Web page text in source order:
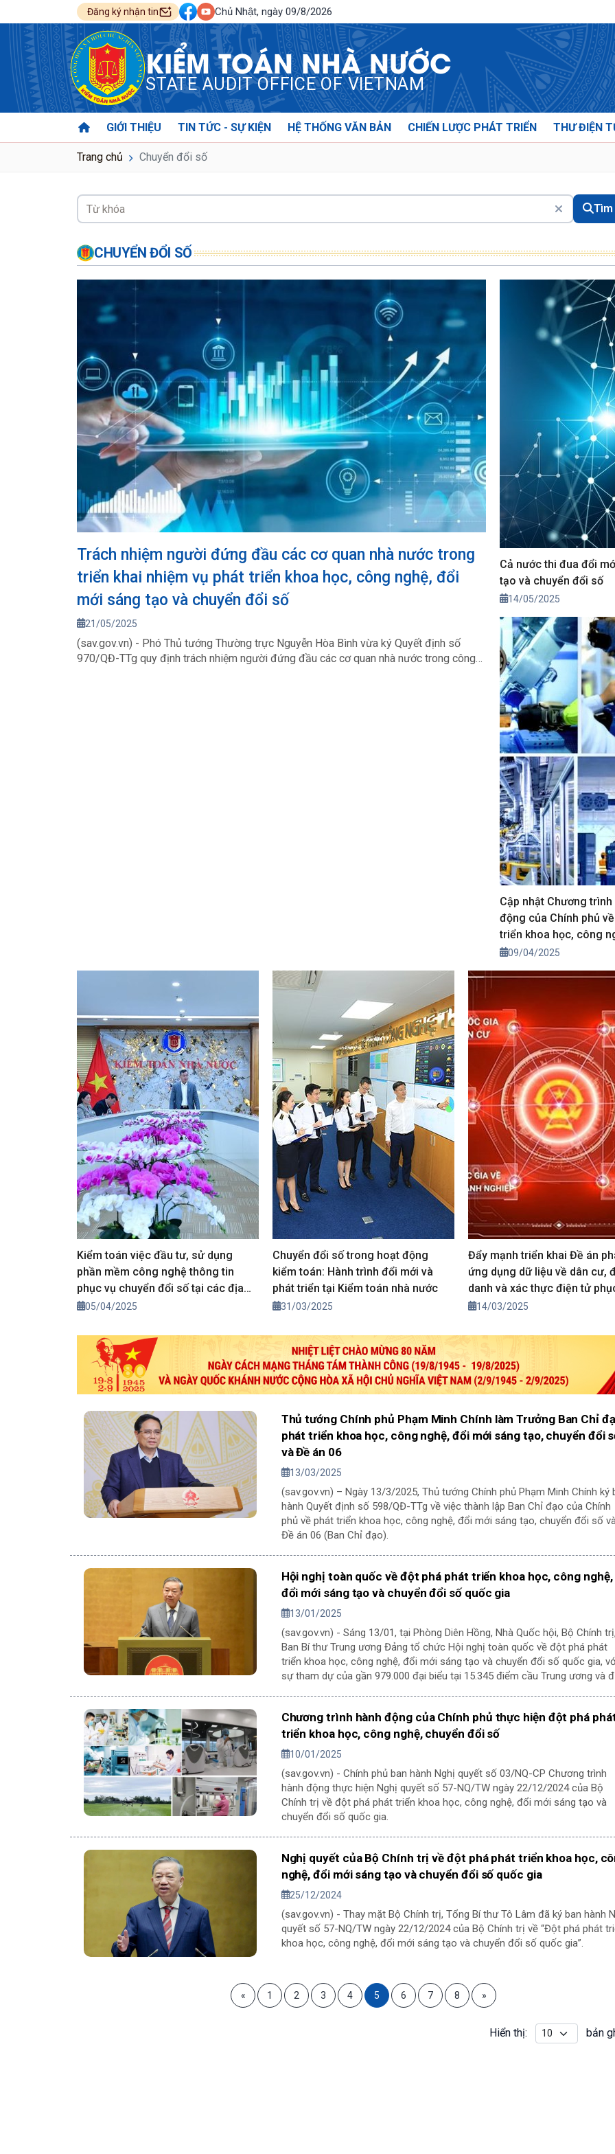
Đăng ký nhận tin Chủ Nhật, ngày 09/8/2026
KIỂM TOÁN NHÀ NƯỚC
STATE AUDIT OFFICE OF VIETNAM
GIỚI THIỆU TIN TỨC - SỰ KIỆN HỆ THỐNG VĂN BẢN CHIẾN LƯỢC PHÁT TRIỂN THƯ ĐIỆN
Trang chủ Chuyển đổi số
CHUYỂN ĐỔI SỐ
Trách nhiệm người đứng đầu các cơ quan nhà nước trong
triển khai nhiệm vụ phát triển khoa học, công nghệ, đổi
mới sáng tạo và chuyển đổi số
21/05/2025
(sav.gov.vn) - Phó Thủ tướng Thường trực Nguyễn Hòa Bình vừa ký Quyết định số
970/QĐ-TTg quy định trách nhiệm người đứng đầu các cơ quan nhà nước trong công
Cả nước thi đua đổi
tạo và chuyển đổi số
14/05/2025
Cập nhật Chương trình
động của Chính phủ
triển khoa học, công
đổi mới sáng tạo và
đổi số
09/04/2025
Kiểm toán việc đầu tư, sử dụng
phần mềm công nghệ thông tin
phục vụ chuyển đổi số tại các địa
phương
05/04/2025
Chuyển đổi số trong hoạt động
kiểm toán: Hành trình đổi mới và
phát triển tại Kiểm toán nhà nước
31/03/2025
Đẩy mạnh triển khai Đề án
ứng dụng dữ liệu về dân cư,
danh và xác thực điện tử
chuyển đổi số quốc gia
14/03/2025
Thủ tướng Chính phủ Phạm Minh Chính làm Trưởng Ban Chỉ
phát triển khoa học, công nghệ, đổi mới sáng tạo, chuyển đổi
và Đề án 06
13/03/2025
(sav.gov.vn) – Ngày 13/3/2025, Thủ tướng Chính phủ Phạm Minh Chính ký
hành Quyết định số 598/QĐ-TTg về việc thành lập Ban Chỉ đạo của Chính
phủ về phát triển khoa học, công nghệ, đổi mới sáng tạo, chuyển đổi số
Đề án 06 (Ban Chỉ đạo).
Hội nghị toàn quốc về đột phá phát triển khoa học, công nghệ,
đổi mới sáng tạo và chuyển đổi số quốc gia
13/01/2025
(sav.gov.vn) - Sáng 13/01, tại Phòng Diên Hồng, Nhà Quốc hội, Bộ Chính trị,
Ban Bí thư Trung ương Đảng tổ chức Hội nghị toàn quốc về đột phá phát
triển khoa học, công nghệ, đổi mới sáng tạo và chuyển đổi số quốc gia,
sự tham dự của gần 979.000 đại biểu tại 15.345 điểm cầu Trung ương và
Chương trình hành động của Chính phủ thực hiện đột phá
triển khoa học, công nghệ, chuyển đổi số
10/01/2025
(sav.gov.vn) - Chính phủ ban hành Nghị quyết số 03/NQ-CP Chương trình
hành động thực hiện Nghị quyết số 57-NQ/TW ngày 22/12/2024 của Bộ
Chính trị về đột phá phát triển khoa học, công nghệ, đổi mới sáng tạo và
chuyển đổi số quốc gia.
Nghị quyết của Bộ Chính trị về đột phá phát triển khoa học,
nghệ, đổi mới sáng tạo và chuyển đổi số quốc gia
25/12/2024
(sav.gov.vn) - Thay mặt Bộ Chính trị, Tổng Bí thư Tô Lâm đã ký ban hành
quyết số 57-NQ/TW ngày 22/12/2024 của Bộ Chính trị về “Đột phá phát
khoa học, công nghệ, đổi mới sáng tạo và chuyển đổi số quốc gia”.
« 1 2 3 4 5 6 7 8 »
Hiển thị: bản